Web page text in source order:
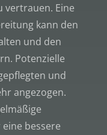
vertrauen. Eine
kann den
und den
Potenzielle
und
angezogen.
bessere